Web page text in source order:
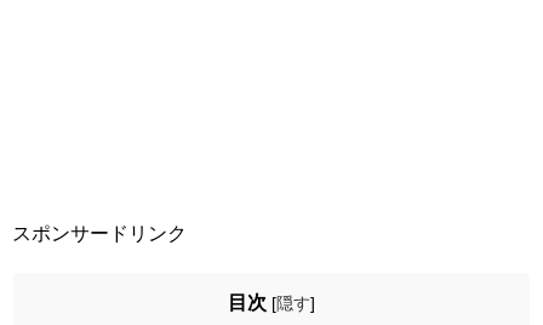
スポンサードリンク
目次 [隠す]